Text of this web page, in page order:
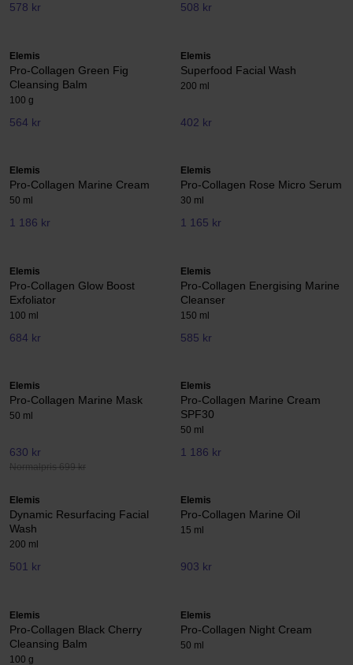
578 kr 508 kr
Elemis
Pro-Collagen Green Fig
Cleansing Balm
100 g
564 kr
Elemis
Superfood Facial Wash
200 ml
402 kr
Elemis
Pro-Collagen Marine Cream
50 ml
1 186 kr
Elemis
Pro-Collagen Rose Micro Serum
30 ml
1 165 kr
Elemis
Pro-Collagen Glow Boost
Exfoliator
100 ml
684 kr
Elemis
Pro-Collagen Energising Marine
Cleanser
150 ml
585 kr
Elemis
Pro-Collagen Marine Mask
50 ml
630 kr
Normalpris 699 kr
Elemis
Pro-Collagen Marine Cream
SPF30
50 ml
1 186 kr
Elemis
Dynamic Resurfacing Facial
Wash
200 ml
501 kr
Elemis
Pro-Collagen Marine Oil
15 ml
903 kr
Elemis
Pro-Collagen Black Cherry
Cleansing Balm
100 g
Elemis
Pro-Collagen Night Cream
50 ml